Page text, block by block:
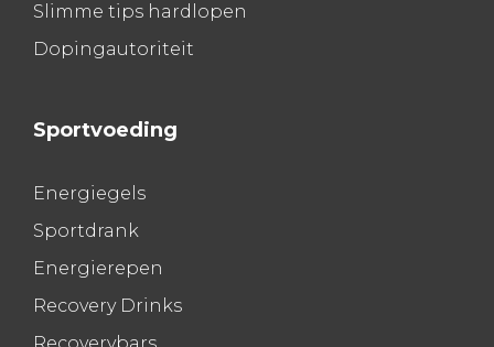
Slimme tips hardlopen
Dopingautoriteit
Sportvoeding
Energiegels
Sportdrank
Energierepen
Recovery Drinks